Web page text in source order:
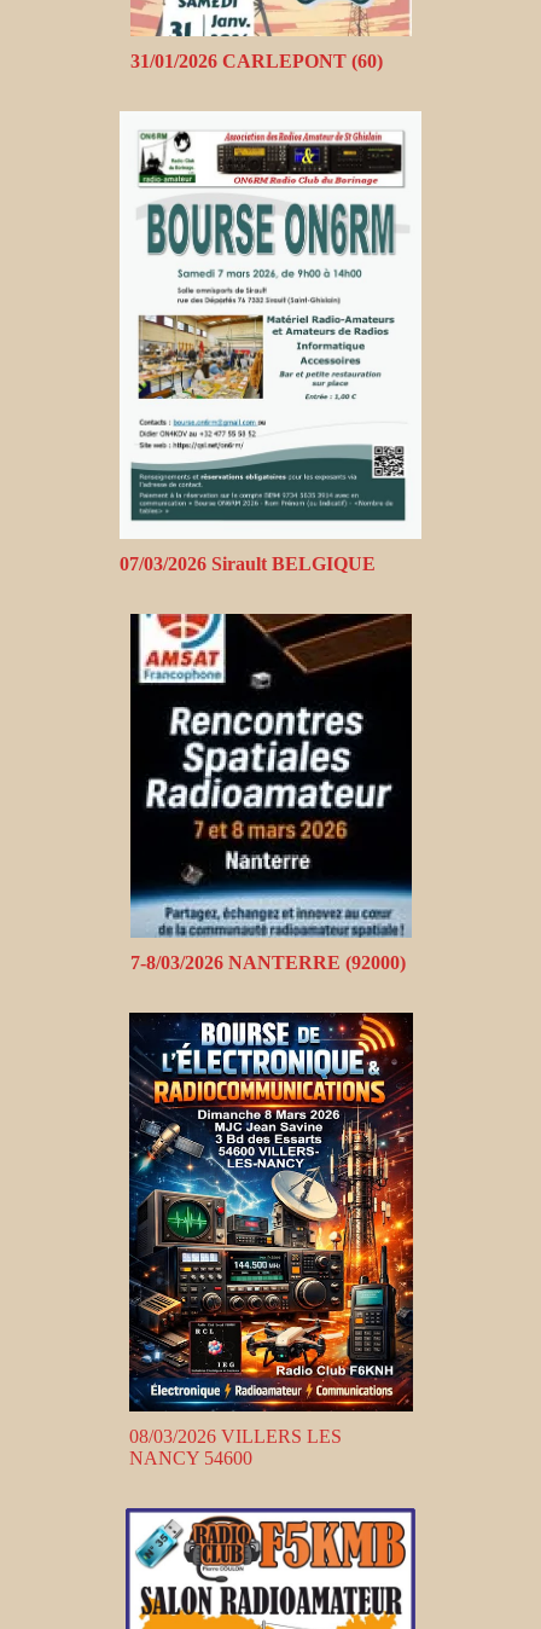
31/01/2026 CARLEPONT (60)
07/03/2026 Sirault BELGIQUE
7-8/03/2026 NANTERRE (92000)
08/03/2026 VILLERS LES
NANCY 54600